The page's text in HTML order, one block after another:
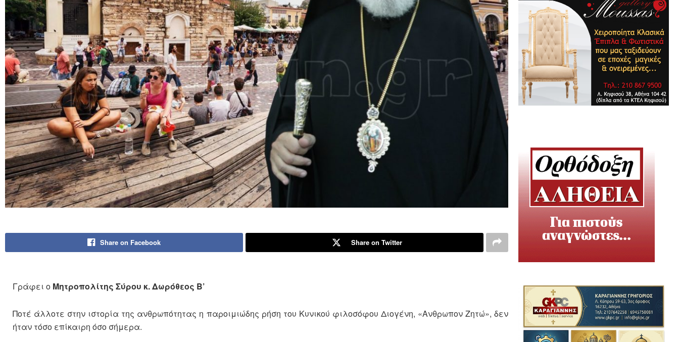
Share on Facebook Share on Twitter
Γράφει ο Μητροπολίτης Σύρου κ. Δωρόθεος Β’
Ποτέ άλλοτε στην ιστορία της ανθρωπότητας η παροιμιώδης ρήση του Κυνικού φιλοσόφου Διογένη, «Ανθρωπον Ζητώ», δεν
ήταν τόσο επίκαιρη όσο σήμερα.